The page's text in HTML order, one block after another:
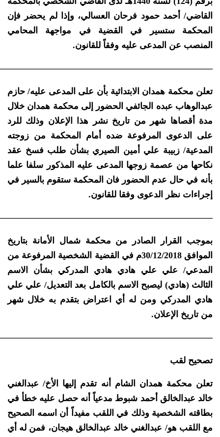
القاضي/ أحمد حمود فرحان العسالي، وإذا لم يحضر فإن
المحكمة ستسير في القضية في مواجهة المحامي
المنصب عن المدعى عليه وفقاً للقانون.
تعلن محكمة همدان الابتدائية بأن على المدعى عليه/ حازم
عبدالوهاب عبده الجائفي الحضور إلى محكمة همدان خلال
مدة أقصاها شهر من تاريخ نشر هذا الإعلان وذلك للرد
على الدعوى المرفوعة ضده أمام المحكمة من زوجته
المدعية/ زبيبة علي أمين الصيري بشأن طلب فسخ عقد
نكاحها من عصمة زوجها المدعى عليه المذكور سلفا علما
بأنه في حال عدم الحضور فان المحكمة ستقوم بالسير في
إجراءات نظر الدعوى وفقا للقانون.
بموجب القرار الصادر من محكمة شمال الأمانة بتاريخ
الموافق 30/12/2018م في القضية الشخصية المرفوعة من
المدعي/ علي علي هادي هادي المدركي بشأن الاسم
الثالث (هادي) ليصبح الاسم بالكامل بعد التعديل/ علي علي
هادي المدركي ومن له أي اعتراض بتقدم به خلال شهر
من تاريخ الإعلان.
تصحيح لقب
تعلن محكمة همدان الشام أنه تقدم إليها الأخ/ عبدالغني
خالد عبدالخالق أحمد شبوط مدعياً أنه حصل عليه خطأ في
بطاقته الشخصية وذلك في اللقب مفيداً أن اسمه الصحيح
مع اللقب هو/ عبدالغني خالد عبدالخالق هيجان، فمن له أي